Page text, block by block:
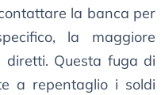
la banca per
la maggiore
Questa fuga di
a repentaglio i soldi